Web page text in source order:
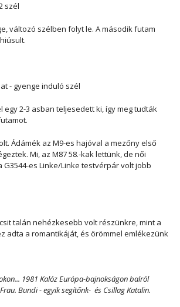
szél
változó szélben folyt le. A második futam
- gyenge induló szél
egy 2-3 asban teljesedett ki, így meg tudták
Ádámék az M9-es hajóval a mezőny első
Mi, az M87 58.-kak lettünk, de női
G3544-es Linke/Linke testvérpár volt jobb
talán nehézkesebb volt részünkre, mint a
adta a romantikáját, és örömmel emlékezünk
1981 Kalóz Európa-bajnokságon balról
Bundi - egyik segítőnk- és Csillag Katalin.